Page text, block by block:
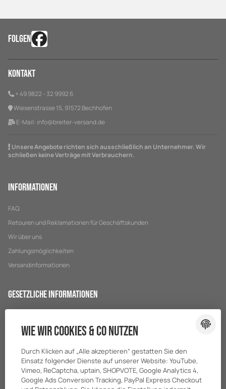
FOLGEN
Kontakt
+ 49 9822 - 32 9992 6
Wiesenstrasse 15, 91572 Bechhofen
E-Mail: info@breiter-versand.de
Unsere Angebote richten sich ausschließlich an Unternehmer. Wir
schließen keine Verträge mit Verbrauchern.
Informationen
FAQ
Retouren und Reklamationen für Geschäftskunden
Wir über uns
Zahlungsmöglichkeiten
Versandinformationen
Gesetzliche Informationen
Impressum
Batteriegesetzhinweise
Wie wir Cookies & Co nutzen
Durch Klicken auf „Alle akzeptieren“ gestatten Sie den
Einsatz folgender Dienste auf unserer Website: YouTube,
Vimeo, ReCaptcha, uptain, SHOPVOTE, Google Analytics 4,
Google Ads Conversion Tracking, PayPal Express Checkout